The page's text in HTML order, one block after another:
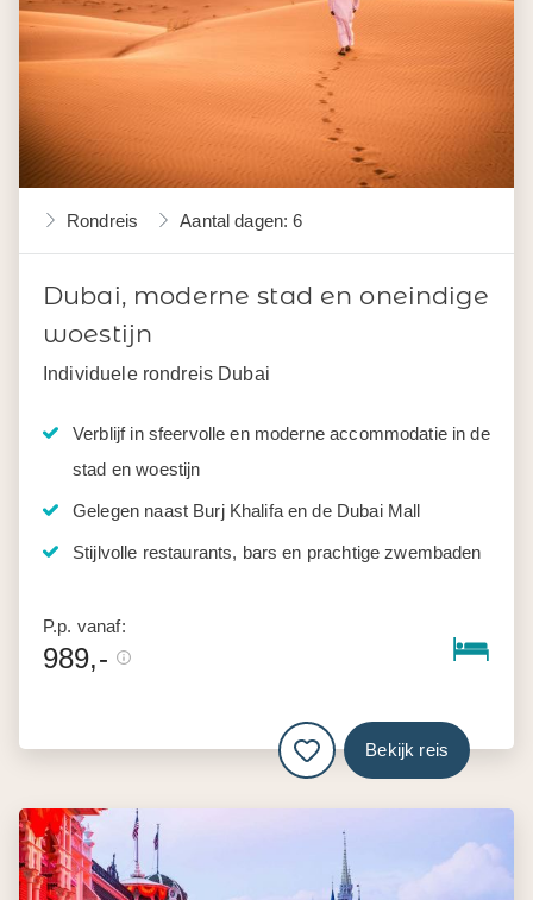
Rondreis Aantal dagen: 6
Dubai, moderne stad en oneindige
woestijn
Individuele rondreis Dubai
Verblijf in sfeervolle en moderne accommodatie in de
stad en woestijn
Gelegen naast Burj Khalifa en de Dubai Mall
Stijlvolle restaurants, bars en prachtige zwembaden
P.p. vanaf:
989,-
Bekijk reis